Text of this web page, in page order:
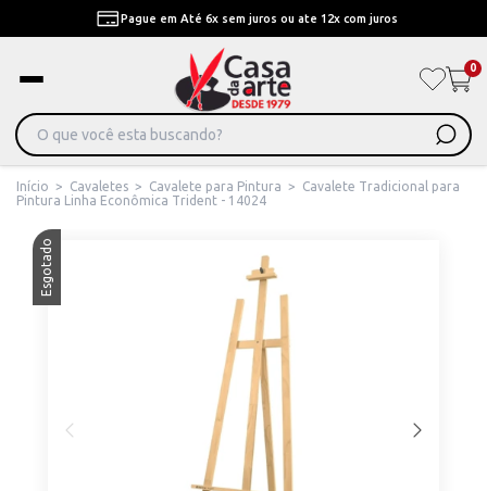
Pague em Até 6x sem juros ou ate 12x com juros
0
Início > Cavaletes > Cavalete para Pintura >
Cavalete Tradicional para
Pintura Linha Econômica Trident - 14024
Esgotado